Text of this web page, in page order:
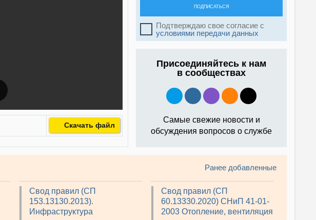
Скачать файл
ПОДПИСАТЬСЯ
Подтверждаю свое согласие с
условиями передачи данных
Присоединяйтесь к нам
в сообществах
Самые свежие новости и
обсуждения вопросов о службе
Свод правил (СП
153.13130.2013).
Инфраструктура
Свод правил (СП
60.13330.2020) СНиП 41-01-
2003 Отопление, вентиляция
Ранее добавленные